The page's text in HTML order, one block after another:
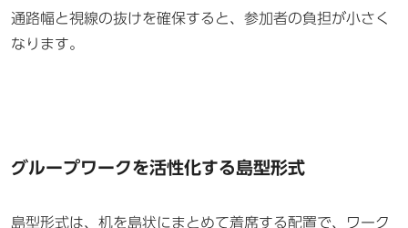
通路幅と視線の抜けを確保すると、参加者の負担が小さく
なります。
グループワークを活性化する島型形式
島型形式は、机を島状にまとめて着席する配置で、ワーク